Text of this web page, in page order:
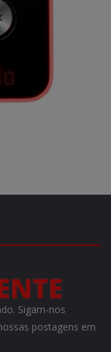
Sigam-nos
postagens em